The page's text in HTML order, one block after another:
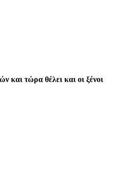
και τώρα θέλει και οι ξένοι